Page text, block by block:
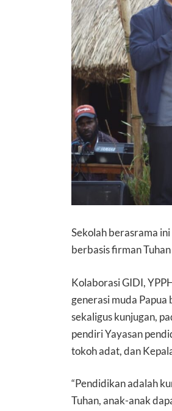
Sekolah berasrama
berbasis firman
Kolaborasi GIDI,
generasi muda
sekaligus kunjugan,
pendiri Yayasan
tokoh adat, dan
“Pendidikan adalah
Tuhan, anak-anak